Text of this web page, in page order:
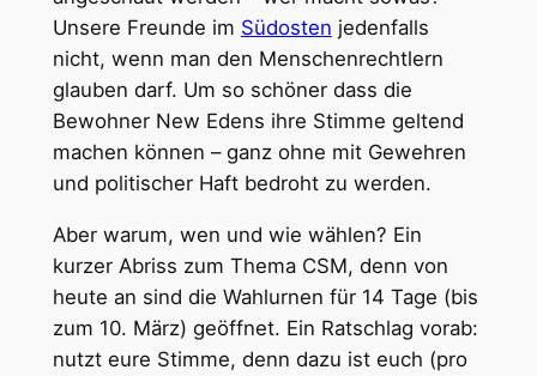
Unsere Freunde im Südosten jedenfalls
nicht, wenn man den Menschenrechtlern
glauben darf. Um so schöner dass die
Bewohner New Edens ihre Stimme geltend
machen können – ganz ohne mit Gewehren
und politischer Haft bedroht zu werden.
Aber warum, wen und wie wählen? Ein
kurzer Abriss zum Thema CSM, denn von
heute an sind die Wahlurnen für 14 Tage (bis
zum 10. März) geöffnet. Ein Ratschlag vorab:
nutzt eure Stimme, denn dazu ist euch (pro